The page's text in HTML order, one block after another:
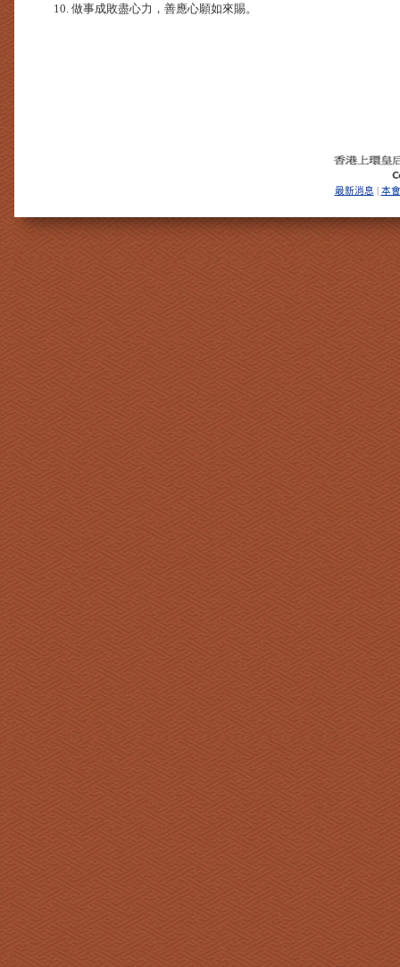
10. 做事成敗盡心力，善應心願如來賜。
最新消息 本